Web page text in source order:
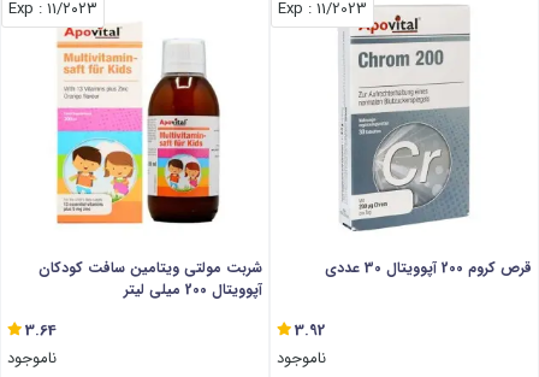
11/2023
: Exp
قرص کروم 200 آپوویتال 30 عددی
3.92
ناموجود
۱۱/۲۰۲۳: Exp
شربت مولتی ویتامین سافت کودکان
آپوویتال 200 میلی لیتر
3.64
ناموجود